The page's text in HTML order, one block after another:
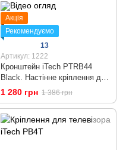
Акція
Рекомендуємо
13
Артикул: 1222
Кронштейн iTech PTRB44
Black. Настінне кріплення для
телевізора 32 - 55 дюймів
1 280 грн 1 386 грн